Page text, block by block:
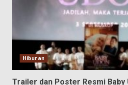
Hiburan
Trailer dan Poster Resmi